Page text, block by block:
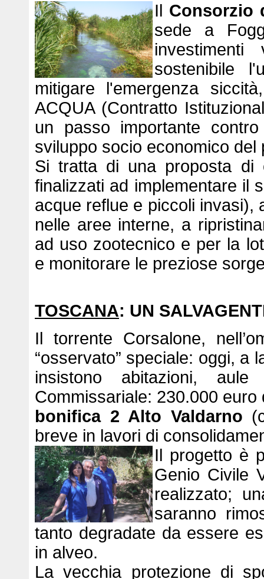
Il Consorzio
sede a
investimenti
sostenibile
mitigare l'emergenza
ACQUA (Contratto
un passo importante
sviluppo socio economico del
Si tratta di una proposta di
finalizzati ad implementare il
acque reflue e piccoli invasi),
nelle aree interne, a
ad uso zootecnico e per la
e monitorare le preziose
TOSCANA: UN
Il torrente Corsalone,
“osservato” speciale: oggi, a
insistono abitazioni,
Commissariale: 230.000
bonifica 2 Alto Valdarno
breve in lavori di
Il progetto è
Genio Civile
realizzato;
saranno
tanto degradate da essere
in alveo.
La vecchia protezione di